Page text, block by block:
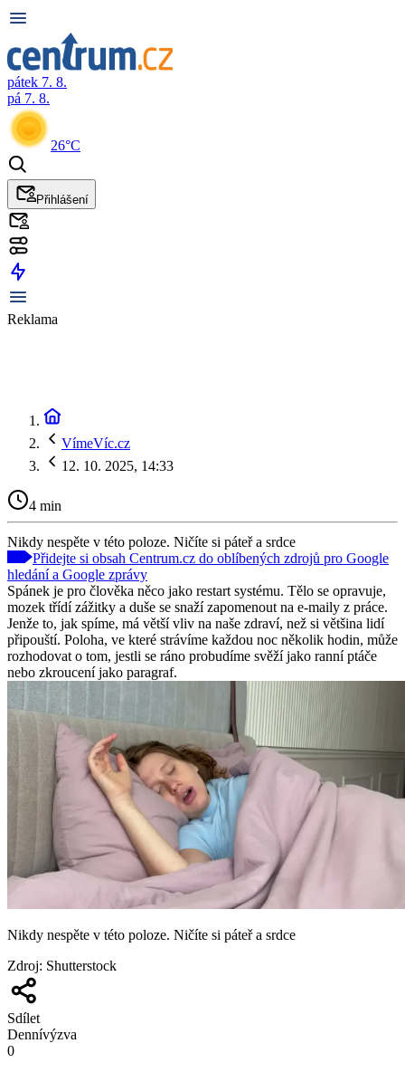
pátek 7. 8.
pá 7. 8.
26°C
Přihlášení
Reklama
VímeVíc.cz
12. 10. 2025, 14:33
4 min
Nikdy nespěte v této poloze. Ničíte si páteř a srdce
Přidejte si obsah Centrum.cz do oblíbených zdrojů pro Google
hledání a Google zprávy
Spánek je pro člověka něco jako restart systému. Tělo se opravuje,
mozek třídí zážitky a duše se snaží zapomenout na e-maily z práce.
Jenže to, jak spíme, má větší vliv na naše zdraví, než si většina lidí
připouští. Poloha, ve které strávíme každou noc několik hodin, může
rozhodovat o tom, jestli se ráno probudíme svěží jako ranní ptáče
nebo zkroucení jako paragraf.
Nikdy nespěte v této poloze. Ničíte si páteř a srdce
Zdroj: Shutterstock
Sdílet
Dennívýzva
0